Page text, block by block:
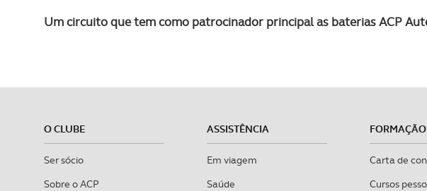
Um circuito que tem como patrocinador principal as baterias ACP
O CLUBE
Ser sócio
Sobre o ACP
ASSISTÊNCIA
Em viagem
Saúde
FORMAÇÃO
Carta de
Cursos